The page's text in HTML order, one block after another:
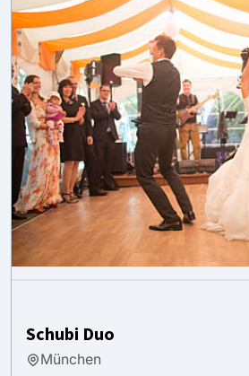
Schubi Duo
München